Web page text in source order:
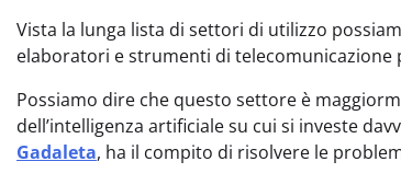
Vista la lunga lista di settori di utilizzo
elaboratori e strumenti di
Possiamo dire che questo settore è
dell’intelligenza artificiale su cui si investe
Gadaleta, ha il compito di risolvere le